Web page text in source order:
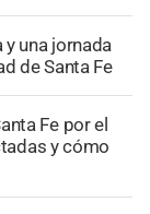
y una jornada
de Santa Fe
Fe por el
y cómo